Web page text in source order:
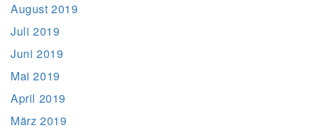
August 2019
Juli 2019
Juni 2019
Mai 2019
April 2019
März 2019